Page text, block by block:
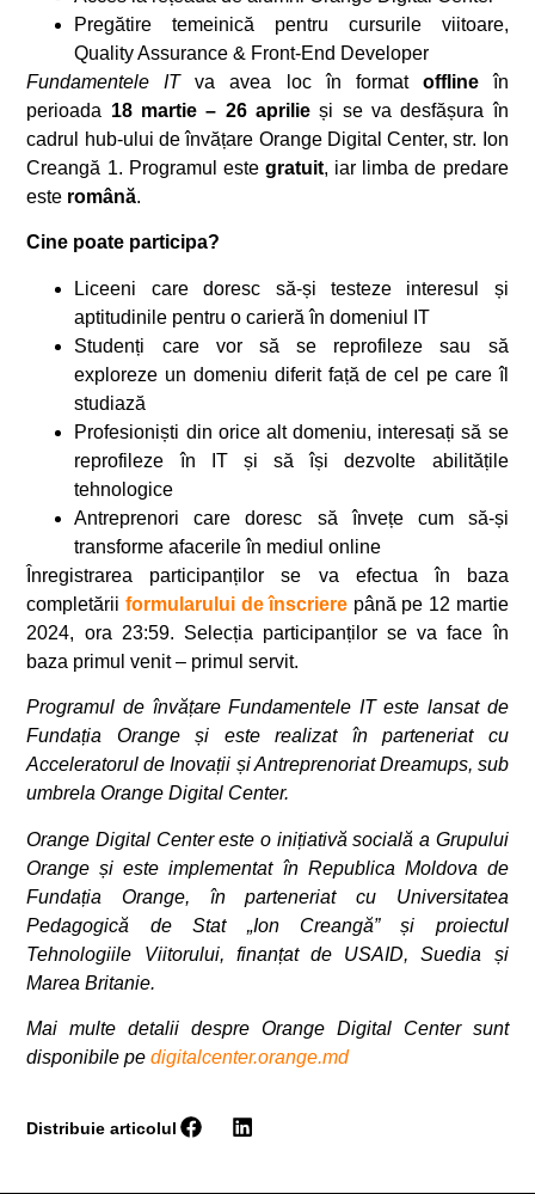
Pregătire temeinică pentru cursurile viitoare,
Quality Assurance & Front-End Developer
Fundamentele ITva avea loc în format offlineîn
perioada 18 martie – 26 aprilie și se va desfășura în
cadrul hub-ului de învățare Orange Digital Center, str. Ion
Creangă 1. Programul este gratuit, iar limba de predare
este română.
Cine poate participa?
Liceeni care doresc să-și testeze interesul și
aptitudinile pentru o carieră în domeniul IT
Studenți care vor să se reprofileze sau să
exploreze un domeniu diferit față de cel pe care îl
studiază
Profesioniști din orice alt domeniu, interesați să se
reprofileze în IT și să își dezvolte abilitățile
tehnologice
Antreprenori care doresc să învețe cum să-și
transforme afacerile în mediul online
Înregistrarea participanților se va efectua în baza
completării formularului de înscriere până pe 12 martie
2024, ora 23:59. Selecția participanților se va face în
baza primul venit – primul servit.
Programul de învățare Fundamentele IT este lansat de
Fundația Orange și este realizat în parteneriat cu
Acceleratorul de Inovații și Antreprenoriat Dreamups, sub
umbrela Orange Digital Center.
Orange Digital Center este o inițiativă socială a Grupului
Orange și este implementat în Republica Moldova de
Fundația Orange, în parteneriat cu Universitatea
Pedagogică de Stat „Ion Creangă” și proiectul
Tehnologiile Viitorului, finanțat de USAID, Suedia și
Marea Britanie.
Mai multe detalii despre Orange Digital Center sunt
disponibile pedigitalcenter.orange.md
Distribuie articolul